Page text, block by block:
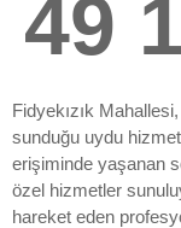
49
Fidyekızık
sunduğu uydu
erişiminde yaşanan
özel hizmetler
hareket eden